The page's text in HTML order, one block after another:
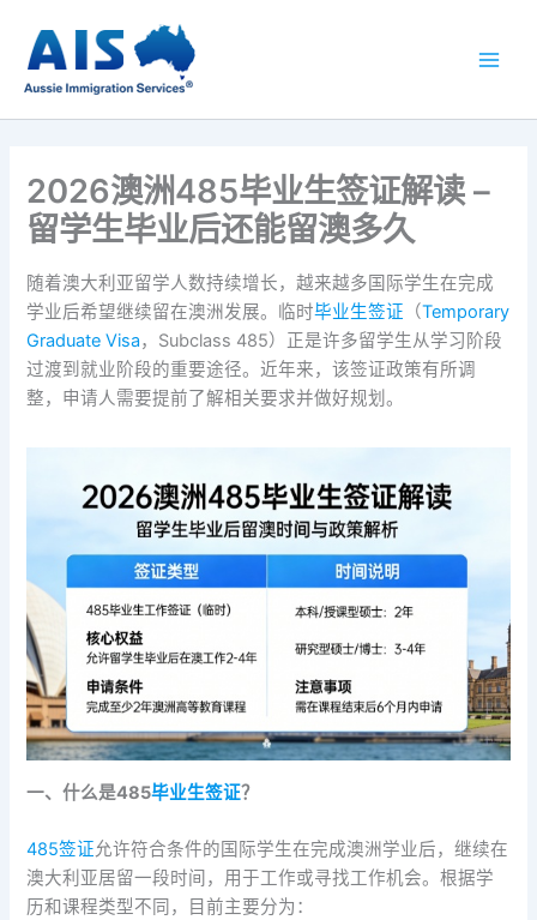
2026澳洲485毕业生签证解读 –
留学生毕业后还能留澳多久
随着澳大利亚留学人数持续增长，越来越多国际学生在完成
学业后希望继续留在澳洲发展。临时毕业生签证 （Temporary
Graduate Visa，Subclass 485）正是许多留学生从学习阶段
过渡到就业阶段的重要途径。近年来，该签证政策有所调
整，申请人需要提前了解相关要求并做好规划。
一、什么是485毕业生签证？
485签证允许符合条件的国际学生在完成澳洲学业后，继续在
澳大利亚居留一段时间，用于工作或寻找工作机会。根据学
历和课程类型不同，目前主要分为：